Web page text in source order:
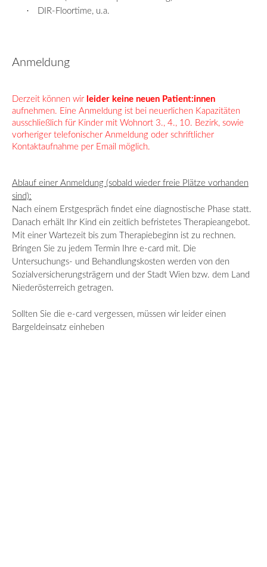
· DIR- Floortime, u.a.
Anmeldung
Derzeit können wir leider keine neuen Patient:innen
aufnehmen. Eine Anmeldung ist bei neuerlichen Kapazitäten
ausschließlich für Kinder mit Wohnort 3., 4., 10. Bezirk, sowie
vorheriger telefonischer Anmeldung oder schriftlicher
Kontaktaufnahme per Email möglich.
Ablauf einer Anmeldung (sobald wieder freie Plätze vorhanden
sind):
Nach einem Erstgespräch findet eine diagnostische Phase statt.
Danach erhält Ihr Kind ein zeitlich befristetes Therapieangebot.
Mit einer Wartezeit bis zum Therapiebeginn ist zu rechnen.
Bringen Sie zu jedem Termin Ihre e-card mit. Die
Untersuchungs- und Behandlungskosten werden von den
Sozialversicherungsträgern und der Stadt Wien bzw. dem Land
Niederösterreich getragen.
Sollten Sie die e-card vergessen, müssen wir leider einen
Bargeldeinsatz einheben